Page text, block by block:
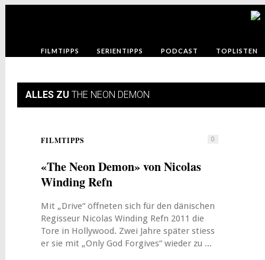
FILMTIPPS SERIENTIPPS PODCAST TOPLISTEN
ALLES ZU THE NEON DEMON
FILMTIPPS 0
«The Neon Demon» von Nicolas
Winding Refn
Mit „Drive“ öffneten sich für den dänischen
Regisseur Nicolas Winding Refn 2011 die
Tore in Hollywood. Zwei Jahre später stiess
er sie mit „Only God Forgives“ wieder zu ...